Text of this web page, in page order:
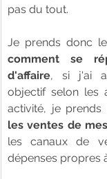
pas du tout.
comment se
d'affaire, si j'ai
objectif selon les
activité, je
les ventes de
les canaux de
dépenses propres